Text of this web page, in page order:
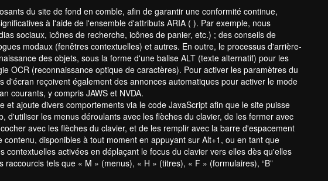
du site de fond en comble, afin de garantir une conformité continue,
à l'aide de l'ensemble d'attributs ARIA ( ). Par exemple, nous
sociaux, icônes de recherche, icônes de panier, etc.) ; des conseils de
modaux (fenêtres contextuelles) et autres. En outre, le processus d'arrière-
des objets, sous la forme d'une balise ALT (texte alternatif) pour les
OCR (reconnaissance optique de caractères). Pour activer les paramètres du
reçoivent également des annonces automatiques pour activer le mode
courants, y compris JAWS et NVDA.
ajoute divers comportements via le code JavaScript afin que le site puisse
d'utiliser les menus déroulants avec les flèches du clavier, de les fermer avec
avec les flèches du clavier, et de les remplir avec la barre d'espacement
disponibles à tout moment en appuyant sur Alt+1, ou en tant que
activées en déplaçant le focus du clavier vers elles dès qu'elles
tels que « M » (menus), « H » (titres), « F » (formulaires), “B”